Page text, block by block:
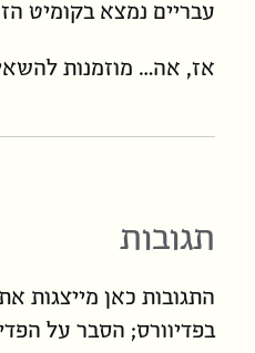
עבריים נמצא בקומיט
אז, אה… מוזמנות
תגובות
התגובות כאן מייצגות
בפדיוורס; הסבר על